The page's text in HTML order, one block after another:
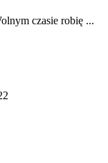
czasie robię ...